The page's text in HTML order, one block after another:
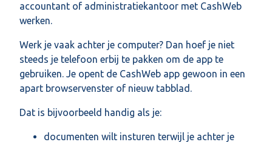
accountant of administratiekantoor met CashWeb
werken.
Werk je vaak achter je computer? Dan hoef je niet
steeds je telefoon erbij te pakken om de app te
gebruiken. Je opent de CashWeb app gewoon in een
apart browservenster of nieuw tabblad.
Dat is bijvoorbeeld handig als je:
documenten wilt insturen terwijl je achter je